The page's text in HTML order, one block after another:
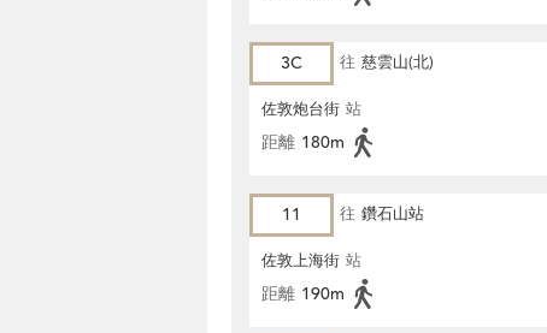
3C 往 慈雲山(北)
佐敦炮台街 站
距離 180m
11 往 鑽石山站
佐敦上海街 站
距離 190m